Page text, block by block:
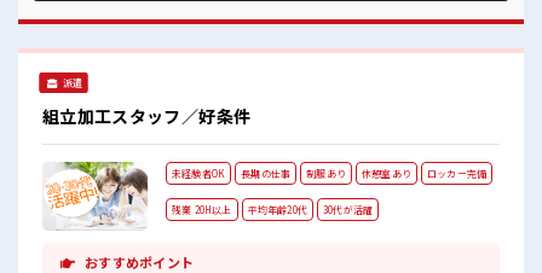
く残業あり！ 寮付きで一人暮らしを始めたい方にオススメ！
派遣
組立加工スタッフ／好条件
未経験者OK 長期の仕事 制服あり 休憩室あり ロッカー完備
残業 20H以上 平均年齢20代 30代が活躍
おすすめポイント